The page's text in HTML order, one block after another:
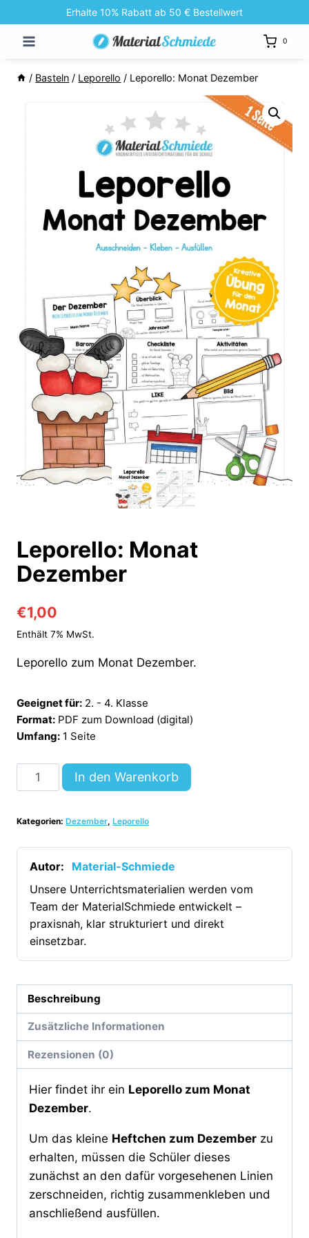
Inhalt
springen
Erhalte 10% Rabatt ab 50 € Bestellwert
0
/ Basteln / Leporello / Leporello: Monat Dezember
Leporello: Monat
Dezember
€1,00
Enthält 7% MwSt.
Leporello zum Monat Dezember.
Geeignet für: 2. - 4. Klasse
Format: PDF zum Download (digital)
Umfang: 1 Seite
Leporello:
Monat
[Digital]
Menge
In den Warenkorb
Kategorien: Dezember, Leporello
Autor:
Material-Schmiede
Unsere Unterrichtsmaterialien werden vom
Team der MaterialSchmiede entwickelt –
praxisnah, klar strukturiert und direkt
einsetzbar.
Beschreibung
Zusätzliche Informationen
Rezensionen (0)
Hier findet ihr ein Leporello zum Monat
Dezember.
Um das kleine Heftchen zum Dezember zu
erhalten, müssen die Schüler dieses
zunächst an den dafür vorgesehenen Linien
zerschneiden, richtig zusammenkleben und
anschließend ausfüllen.